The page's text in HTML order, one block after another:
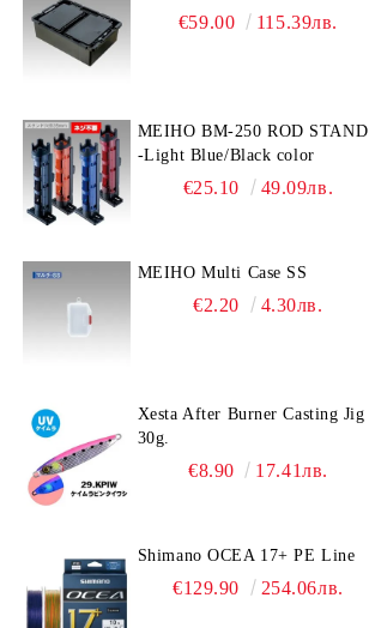
€59.00 115.39лв.
MEIHO BM-250 ROD STAND
-Light Blue/Black color
€25.10 49.09лв.
MEIHO Multi Case SS
€2.20 4.30лв.
Xesta After Burner Casting Jig
30g.
€8.90 17.41лв.
Shimano OCEA 17+ PE Line
€129.90 254.06лв.